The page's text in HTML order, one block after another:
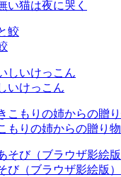
い猫は夜に哭く
いけっこん
もりの姉からの贈り物
び（ブラウザ影絵版）